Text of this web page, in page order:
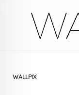
WALLPIX